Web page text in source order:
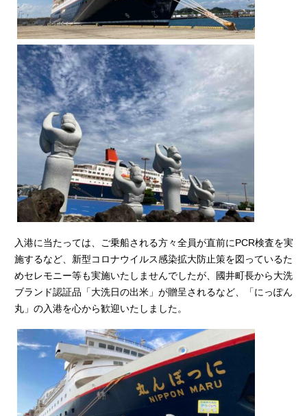
入港に当たっては、ご乗船される方々全員が直前にPCR検査を実
施するなど、新型コロナウイルス感染拡大防止策を図っているた
めセレモニー等も実施いたしませんでしたが、國井町長から大洗
ブランド認証品「大洗日の出米」が贈呈されるなど、「にっぽん
丸」の入港を心から歓迎いたしました。